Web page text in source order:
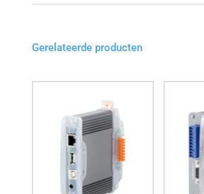
Gerelateerde producten